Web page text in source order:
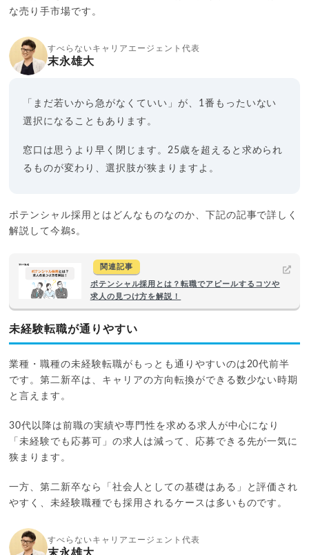
な売り手市場です。
すべらないキャリアエージェント代表
末永雄大
「まだ若いから急がなくていい」が、1番もったいない
選択になることもあります。
窓口は思うより早く閉じます。25歳を超えると求められ
るものが変わり、選択肢が狭まりますよ。
ポテンシャル採用とはどんなものなのか、下記の記事で詳しく
解説して今鵜s。
関連記事
ポテンシャル採用とは？転職でアピールするコツや
求人の見つけ方を解説！
未経験転職が通りやすい
業種・職種の未経験転職がもっとも通りやすいのは20代前半
です。第二新卒は、キャリアの方向転換ができる数少ない時期
と言えます。
30代以降は前職の実績や専門性を求める求人が中心になり
「未経験でも応募可」の求人は減って、応募できる先が一気に
狭まります。
一方、第二新卒なら「社会人としての基礎はある」と評価され
やすく、未経験職種でも採用されるケースは多いものです。
すべらないキャリアエージェント代表